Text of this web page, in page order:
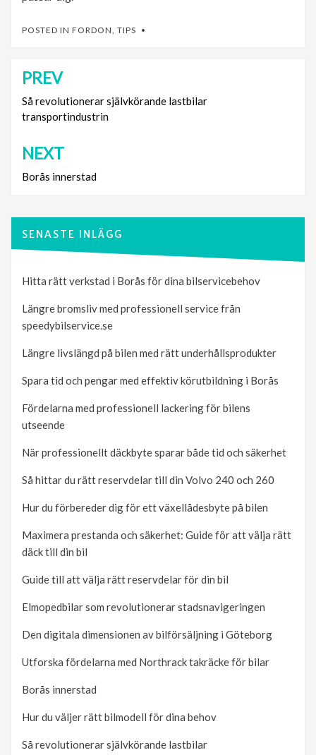
POSTED IN FORDON TIPS
Inläggsnavigering
PREV
Så revolutionerar självkörande lastbilar
transportindustrin
NEXT
Borås innerstad
SENASTE INLÄGG
Hitta rätt verkstad i Borås för dina bilservicebehov
Längre bromsliv med professionell service från
speedybilservice.se
Längre livslängd på bilen med rätt underhållsprodukter
Spara tid och pengar med effektiv körutbildning i Borås
Fördelarna med professionell lackering för bilens
utseende
När professionellt däckbyte sparar både tid och säkerhet
Så hittar du rätt reservdelar till din Volvo 240 och 260
Hur du förbereder dig för ett växellådesbyte på bilen
Maximera prestanda och säkerhet: Guide för att välja rätt
däck till din bil
Guide till att välja rätt reservdelar för din bil
Elmopedbilar som revolutionerar stadsnavigeringen
Den digitala dimensionen av bilförsäljning i Göteborg
Utforska fördelarna med Northrack takräcke för bilar
Borås innerstad
Hur du väljer rätt bilmodell för dina behov
Så revolutionerar självkörande lastbilar